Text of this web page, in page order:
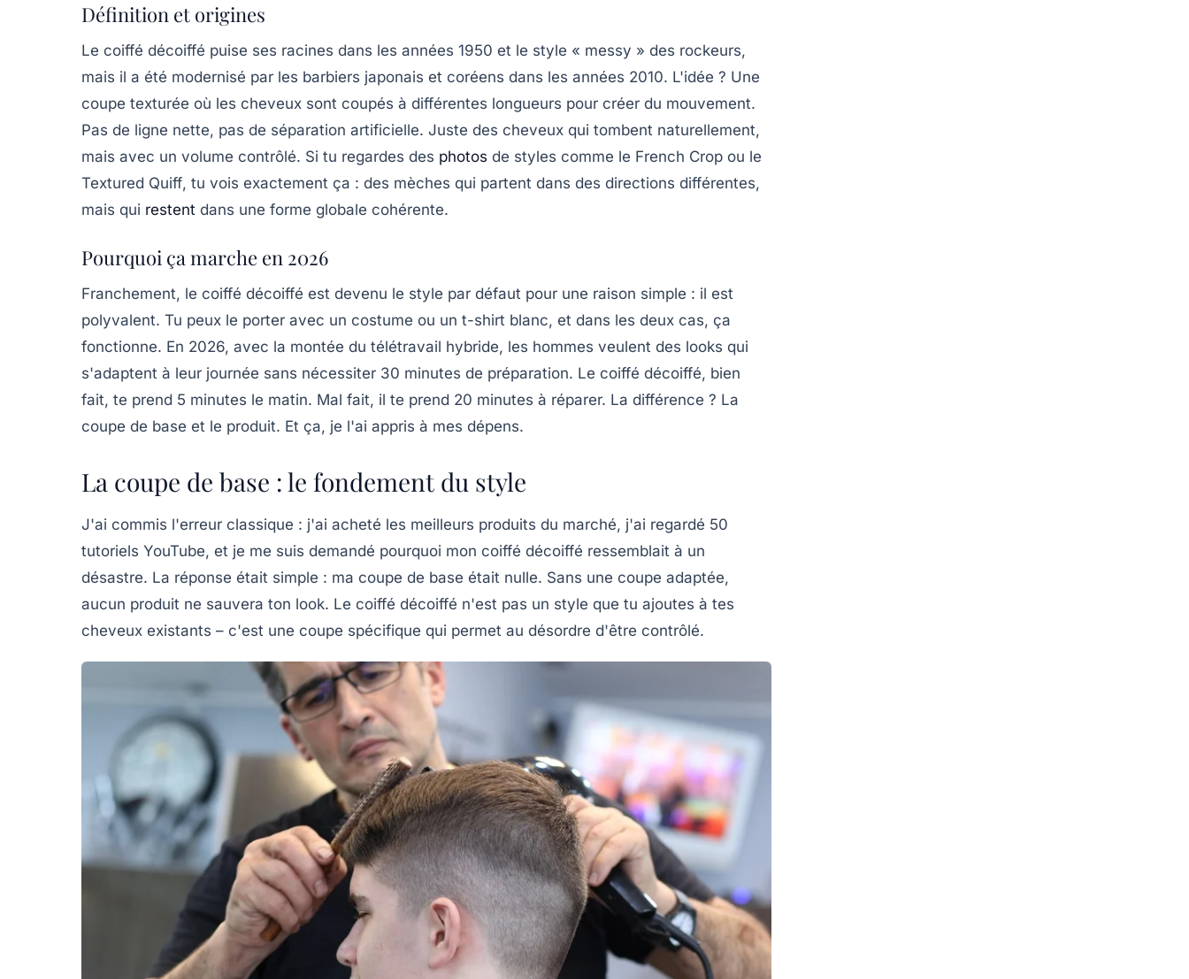
Définition et origines
Le coiffé décoiffé puise ses racines dans les années 1950 et le style « messy » des rockeurs,
mais il a été modernisé par les barbiers japonais et coréens dans les années 2010. L'idée ? Une
coupe texturée où les cheveux sont coupés à différentes longueurs pour créer du mouvement.
Pas de ligne nette, pas de séparation artificielle. Juste des cheveux qui tombent naturellement,
mais avec un volume contrôlé. Si tu regardes des photos de styles comme le French Crop ou le
Textured Quiff, tu vois exactement ça : des mèches qui partent dans des directions différentes,
mais qui restent dans une forme globale cohérente.
Pourquoi ça marche en 2026
Franchement, le coiffé décoiffé est devenu le style par défaut pour une raison simple : il est
polyvalent. Tu peux le porter avec un costume ou un t-shirt blanc, et dans les deux cas, ça
fonctionne. En 2026, avec la montée du télétravail hybride, les hommes veulent des looks qui
s'adaptent à leur journée sans nécessiter 30 minutes de préparation. Le coiffé décoiffé, bien
fait, te prend 5 minutes le matin. Mal fait, il te prend 20 minutes à réparer. La différence ? La
coupe de base et le produit. Et ça, je l'ai appris à mes dépens.
La coupe de base : le fondement du style
J'ai commis l'erreur classique : j'ai acheté les meilleurs produits du marché, j'ai regardé 50
tutoriels YouTube, et je me suis demandé pourquoi mon coiffé décoiffé ressemblait à un
désastre. La réponse était simple : ma coupe de base était nulle. Sans une coupe adaptée,
aucun produit ne sauvera ton look. Le coiffé décoiffé n'est pas un style que tu ajoutes à tes
cheveux existants – c'est une coupe spécifique qui permet au désordre d'être contrôlé.